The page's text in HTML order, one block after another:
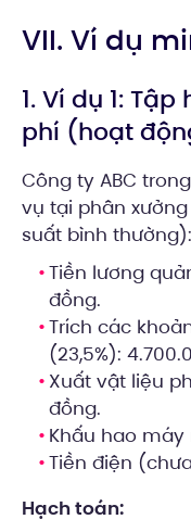
VII. Ví dụ
1. Ví dụ 1:
phí (hoạt
Công ty ABC
vụ tại phân
suất bình thường):
Tiền lương
đồng.
Trích các
(23,5%):
Xuất vật liệu
đồng.
Khấu hao máy
Tiền điện (chưa
Hạch toán: